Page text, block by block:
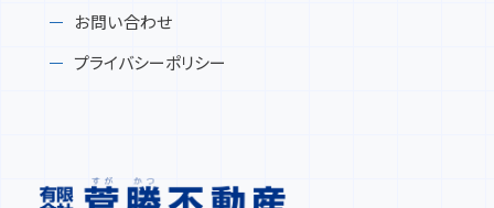
お問い合わせ
プライバシーポリシー